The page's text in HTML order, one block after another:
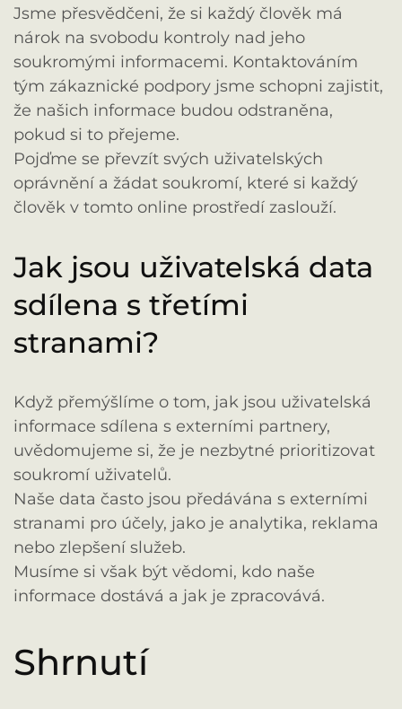
Jsme přesvědčeni, že si každý člověk má
nárok na svobodu kontroly nad jeho
soukromými informacemi. Kontaktováním
tým zákaznické podpory jsme schopni zajistit,
že našich informace budou odstraněna,
pokud si to přejeme.
Pojďme se převzít svých uživatelských
oprávnění a žádat soukromí, které si každý
člověk v tomto online prostředí zaslouží.
Jak jsou uživatelská data
sdílena s třetími
stranami?
Když přemýšlíme o tom, jak jsou uživatelská
informace sdílena s externími partnery,
uvědomujeme si, že je nezbytné prioritizovat
soukromí uživatelů.
Naše data často jsou předávána s externími
stranami pro účely, jako je analytika, reklama
nebo zlepšení služeb.
Musíme si však být vědomi, kdo naše
informace dostává a jak je zpracovává.
Shrnutí